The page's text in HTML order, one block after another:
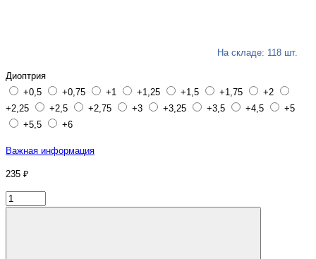
На складе: 118 шт.
Диоптрия
+0,5
+0,75 +1 +1,25 +1,5 +1,75
+2
+2,25
+2,5 +2,75 +3 +3,25 +3,5 +4,5
+5
+5,5
+6
Важная информация
235 ₽